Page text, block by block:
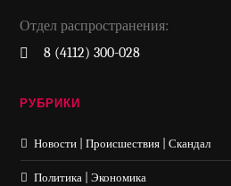
Отдел распространения:
8 (4112) 300-028
РУБРИКИ
Новости | Происшествия | Скандал
Политика | Экономика